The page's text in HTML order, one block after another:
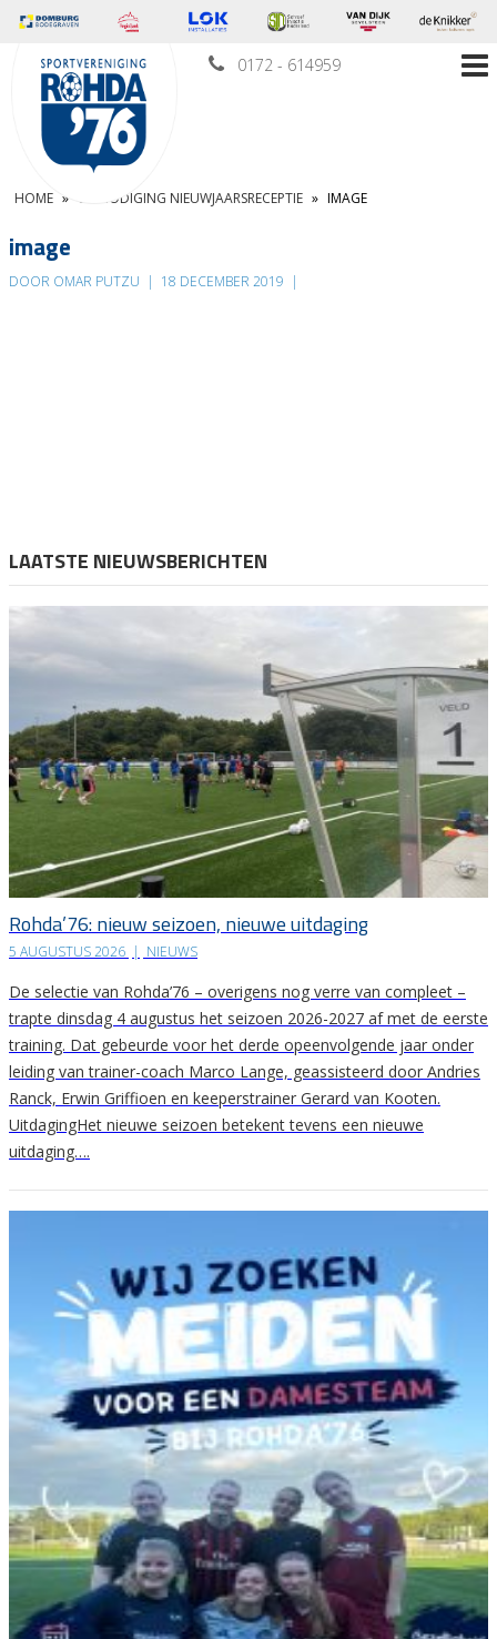
0172 - 614959
HOME » UITNODIGING NIEUWJAARSRECEPTIE » IMAGE
image
DOOR OMAR PUTZU | 18 DECEMBER 2019 |
LAATSTE NIEUWSBERICHTEN
Rohda’76: nieuw seizoen, nieuwe uitdaging
5 AUGUSTUS 2026 | NIEUWS
De selectie van Rohda’76 – overigens nog verre van compleet –
trapte dinsdag 4 augustus het seizoen 2026-2027 af met de eerste
training. Dat gebeurde voor het derde opeenvolgende jaar onder
leiding van trainer-coach Marco Lange, geassisteerd door Andries
Ranck, Erwin Griffioen en keeperstrainer Gerard van Kooten.
UitdagingHet nieuwe seizoen betekent tevens een nieuwe
uitdaging….